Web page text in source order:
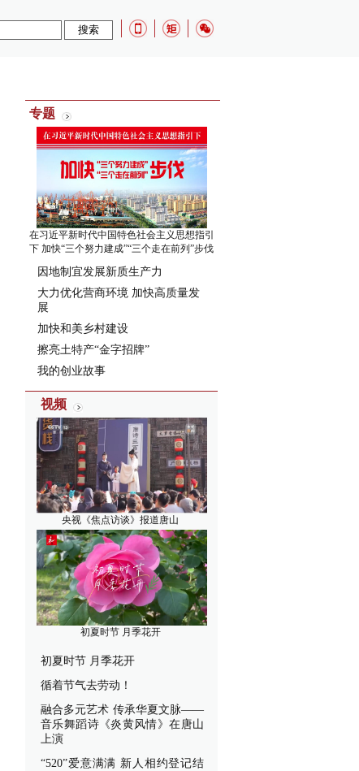
专题
在习近平新时代中国特色社会主义思想指引
下 加快“三个努力建成”“三个走在前列”步伐
因地制宜发展新质生产力
大力优化营商环境 加快高质量发
展
加快和美乡村建设
擦亮土特产“金字招牌”
我的创业故事
视频
央视《焦点访谈》报道唐山
初夏时节 月季花开
初夏时节 月季花开
循着节气去劳动！
融合多元艺术 传承华夏文脉——
音乐舞蹈诗《炎黄风情》在唐山
上演
“520”爱意满满 新人相约登记结